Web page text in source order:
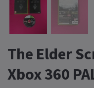
The Elder
Xbox 360